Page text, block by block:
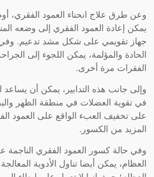
‫وعن طرق علاج انحناء العمود الفقري،
يمكن إعادة العمود ‫الفقري إلى وضعه
جهاز تقويمي على شكل مشد تدعيم. وفي
الحادة والمؤلمة، يمكن اللجوء إلى
الفقرات ‫مرة أخرى.
‫وإلى جانب هذه التدابير، يمكن أن يساعد
في تقوية العضلات ‫في منطقة الظهر
على تخفيف العبء الواقع على العمود
المزيد من الكسور.
وفي حالة كسور العمود الفقري
العظام، يمكن أيضا تناول ‫الأدوية